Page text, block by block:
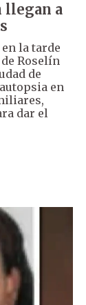
llegan a
la tarde
Roselín
de
en
dar el